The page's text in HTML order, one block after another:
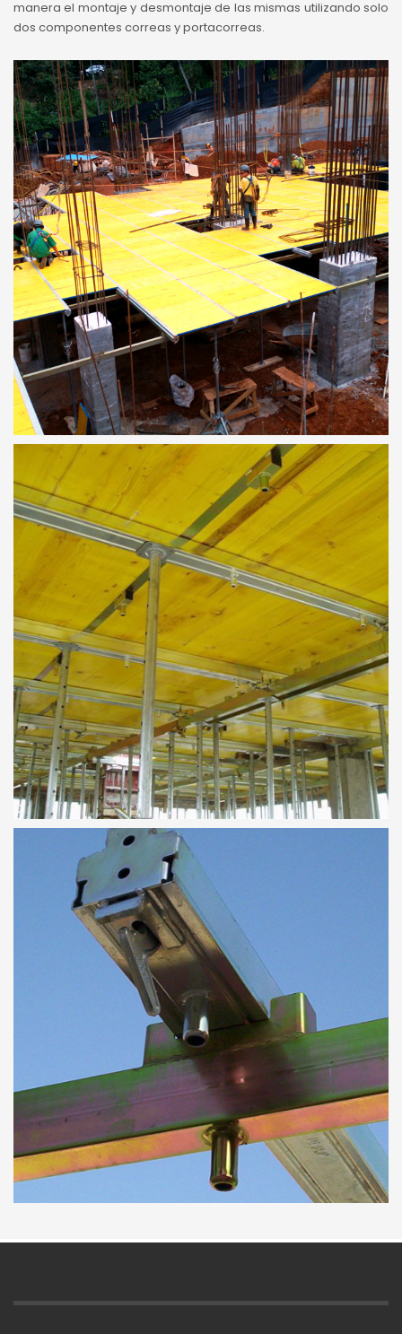
manera el montaje y desmontaje de las mismas utilizando solo
dos componentes correas y portacorreas.